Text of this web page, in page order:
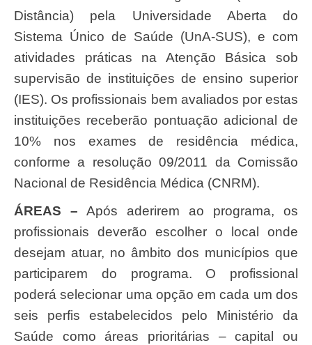
Distância) pela Universidade Aberta do
Sistema Único de Saúde (UnA-SUS), e com
atividades práticas na Atenção Básica sob
supervisão de instituições de ensino superior
(IES). Os profissionais bem avaliados por estas
instituições receberão pontuação adicional de
10% nos exames de residência médica,
conforme a resolução 09/2011 da Comissão
Nacional de Residência Médica (CNRM).
ÁREAS – Após aderirem ao programa, os
profissionais deverão escolher o local onde
desejam atuar, no âmbito dos municípios que
participarem do programa. O profissional
poderá selecionar uma opção em cada um dos
seis perfis estabelecidos pelo Ministério da
Saúde como áreas prioritárias – capital ou